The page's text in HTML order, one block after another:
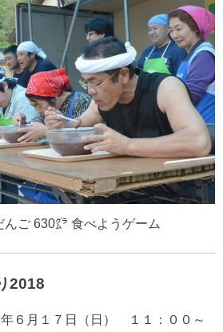
んご 630㌘ 食べようゲーム
2018
６月１７日（日） １１：００～